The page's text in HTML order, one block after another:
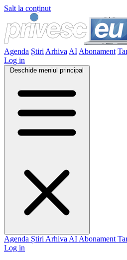
Salt la conținut
Agenda Știri Arhiva AI Abonament
Log in
Deschide meniul principal
Agenda Știri Arhiva AI Abonament
Log in